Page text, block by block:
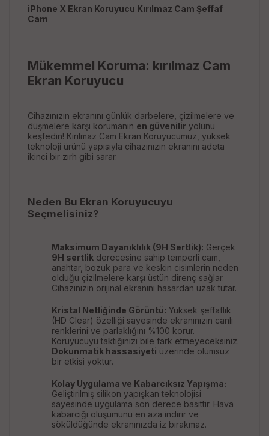
iPhone X Ekran Koruyucu Kırılmaz Cam Şeffaf
Cam
Mükemmel Koruma: kırılmaz Cam
Ekran Koruyucu
Cihazınızın ekranını günlük darbelere, çizilmelere ve
düşmelere karşı korumanın en güvenilir yolunu
keşfedin! Kırılmaz Cam Ekran Koruyucumuz, yüksek
teknoloji ürünü yapısıyla cihazınızın ekranını adeta
ikinci bir zırh gibi sarar.
Neden Bu Ekran Koruyucuyu
Seçmelisiniz?
Maksimum Dayanıklılık (9H Sertlik): Gerçek
9H sertlik derecesine sahip temperli cam,
anahtar, bozuk para ve keskin cisimlerin neden
olduğu çizilmelere karşı üstün direnç sağlar.
Cihazınızın orijinal ekranını hasardan uzak tutar.
Kristal Netliğinde Görüntü: Yüksek şeffaflık
(HD Clear) özelliği sayesinde ekranınızın canlı
renklerini ve parlaklığını %100 korur.
Koruyucuyu taktığınızı bile fark etmeyeceksiniz.
Dokunmatik hassasiyeti üzerinde olumsuz
bir etkisi yoktur.
Kolay Uygulama ve Kabarcıksız Yapışma:
Geliştirilmiş silikon yapışkan teknolojisi
sayesinde uygulama son derece basittir. Hava
kabarcığı oluşumunu en aza indirir ve
söküldüğünde ekranınızda iz bırakmaz.